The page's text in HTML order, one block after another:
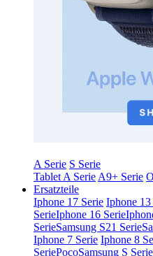
A Serie S Serie
Tablet A Serie A9+ Serie
Ersatzteile
Iphone 17 Serie Iphone 13
SerieIphone 16 Serie
SerieSamsung S21 Serie
Iphone 7 Serie Iphone 8
SeriePocoSamsung S Serie